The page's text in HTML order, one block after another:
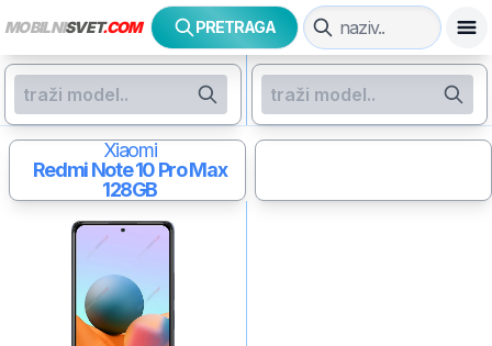
MOBILNISVET.COM PRETRAGA
Xiaomi
Redmi Note 10 Pro Max
128GB